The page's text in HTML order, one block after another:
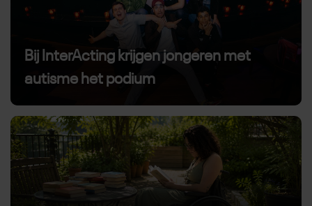
Bij InterActing krijgen jongeren met
autisme het podium